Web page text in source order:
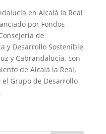
en Alcalá la Real
por Fondos
de
y Desarrollo Sostenible
y Cabrandalucía, con
de Alcalá la Real,
Grupo de Desarrollo